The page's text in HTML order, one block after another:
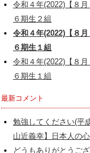
令和４年(2022)【８
６期生２組
令和４年(2022)【８
６期生１組
令和４年(2022)【８
６期生１組
最新コメント
勉強してください(平
山近義幸】日本人の
どうもありがとうご